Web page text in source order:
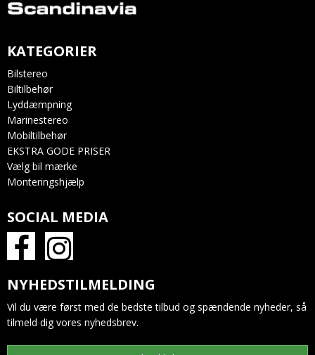
KATEGORIER
Bilstereo
Biltilbehør
Lyddæmpning
Marinestereo
Mobiltilbehør
EKSTRA GODE PRISER
Vælg bil mærke
Monteringshjælp
SOCIAL MEDIA
NYHEDSTILMELDING
Vil du være først med de bedste tilbud og spændende nyheder, så
tilmeld dig vores nyhedsbrev.